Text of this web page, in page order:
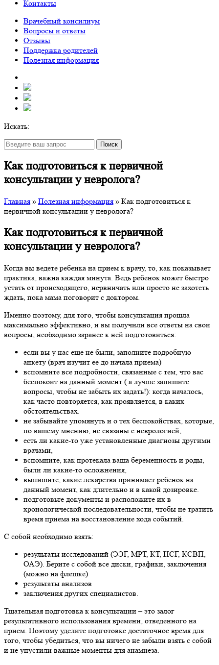
Контакты
Врачебный консилиум
Вопросы и ответы
Отзывы
Поддержка родителей
Полезная информация
Искать:
Поиск
Как подготовиться к первичной
консультации у невролога?
Главная » Полезная информация » Как подготовиться к
первичной консультации у невролога?
Как подготовиться к первичной
консультации у невролога?
Когда вы ведете ребенка на прием к врачу, то, как показывает
практика, важна каждая минута. Ведь ребенок может быстро
устать от происходящего, нервничать или просто не захотеть
ждать, пока мама поговорит с доктором.
Именно поэтому, для того, чтобы консультация прошла
максимально эффективно, и вы получили все ответы на свои
вопросы, необходимо заранее к ней подготовиться:
если вы у нас еще не были, заполните подробную
анкету (врач изучит ее до начала приема)
вспомните все подробности, связанные с тем, что вас
беспокоит на данный момент ( а лучше запишите
вопросы, чтобы не забыть их задать!): когда началось,
как часто повторяется, как проявляется, в каких
обстоятельствах.
не забывайте упомянуть и о тех беспокойствах, которые,
по вашему мнению, не связаны с неврологией,
есть ли какие-то уже установленные диагнозы другими
врачами,
вспомните, как протекала ваша беременность и роды,
были ли какие-то осложнения,
выпишите, какие лекарства принимает ребенок на
данный момент, как длительно и в какой дозировке.
подготовьте документы и расположите их в
хронологической последовательности, чтобы не тратить
время приема на восстановление хода событий.
С собой необходимо взять:
результаты исследований (ЭЭГ, МРТ, КТ, НСГ, КСВП,
ОАЭ). Берите с собой все диски, графики, заключения
(можно на флешке)
результаты анализов
заключения других специалистов.
Тщательная подготовка к консультации – это залог
результативного использования времени, отведенного на
прием. Поэтому уделите подготовке достаточное время для
того, чтобы убедиться, что вы ничего не забыли взять с собой
и не упустили важные моменты для анамнеза.